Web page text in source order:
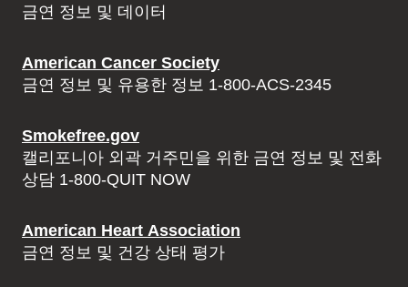
금연 정보 및 데이터
American Cancer Society
금연 정보 및 유용한 정보 1-800-ACS-2345
Smokefree.gov
캘리포니아 외곽 거주민을 위한 금연 정보 및 전화
상담 1-800-QUIT NOW
American Heart Association
금연 정보 및 건강 상태 평가